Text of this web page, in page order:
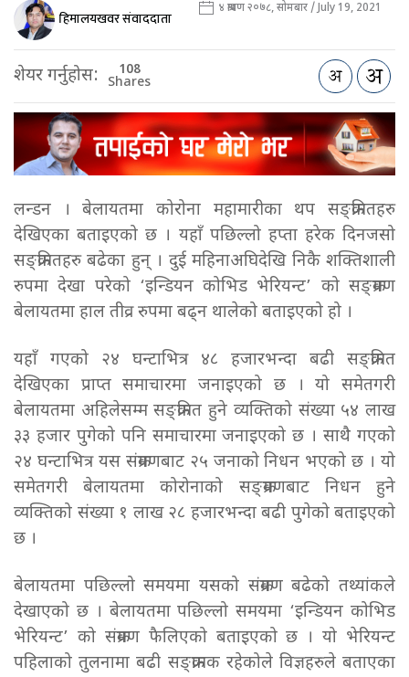
हिमालयखवर संवाददाता ४ श्रावण २०७८, सोमबार / July 19, 2021
शेयर गर्नुहोस: 108
Shares
लन्डन । बेलायतमा कोरोना महामारीका थप सङ्क्रमितहरु
देखिएका बताइएको छ । यहाँ पछिल्लो हप्ता हरेक दिनजसो
सङ्क्रमितहरु बढेका हुन् । दुई महिनाअघिदेखि निकै शक्तिशाली
रुपमा देखा परेको ‘इन्डियन कोभिड भेरियन्ट’ को सङ्क्रमण
बेलायतमा हाल तीव्र रुपमा बढ्न थालेको बताइएको हो ।
यहाँ गएको २४ घन्टाभित्र ४८ हजारभन्दा बढी सङ्क्रमित
देखिएका प्राप्त समाचारमा जनाइएको छ । यो समेतगरी
बेलायतमा अहिलेसम्म सङ्क्रमित हुने व्यक्तिको संख्या ५४ लाख
३३ हजार पुगेको पनि समाचारमा जनाइएको छ । साथै गएको
२४ घन्टाभित्र यस संक्रमणबाट २५ जनाको निधन भएको छ । यो
समेतगरी बेलायतमा कोरोनाको सङ्क्रमणबाट निधन हुने
व्यक्तिको संख्या १ लाख २८ हजारभन्दा बढी पुगेको बताइएको
छ ।
बेलायतमा पछिल्लो समयमा यसको संक्रमण बढेको तथ्यांकले
देखाएको छ । बेलायतमा पछिल्लो समयमा ‘इन्डियन कोभिड
भेरियन्ट’ को संक्रमण फैलिएको बताइएको छ । यो भेरियन्ट
पहिलाको तुलनामा बढी सङ्क्रामक रहेकोले विज्ञहरुले बताएका